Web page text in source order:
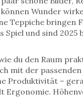
Wunder
Teppiche bringen
Spiel und sind 2025
du den Raum
mit der
Produktivität –
Ergonomie.